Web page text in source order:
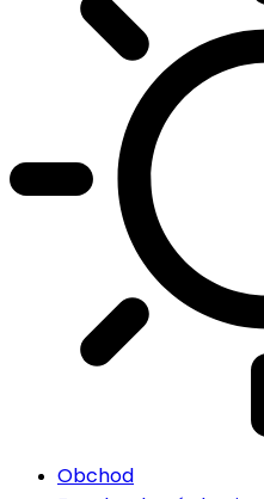
Obchod